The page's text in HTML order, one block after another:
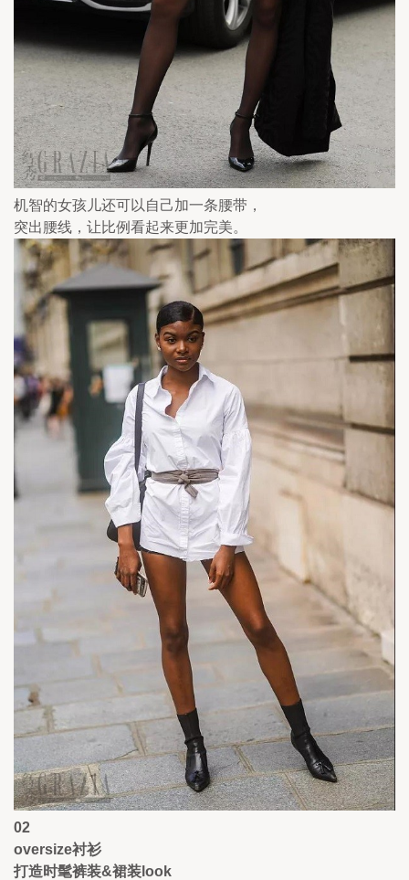
机智的女孩儿还可以自己加一条腰带，
突出腰线，让比例看起来更加完美。
02
oversize衬衫
打造时髦裤装&裙装look